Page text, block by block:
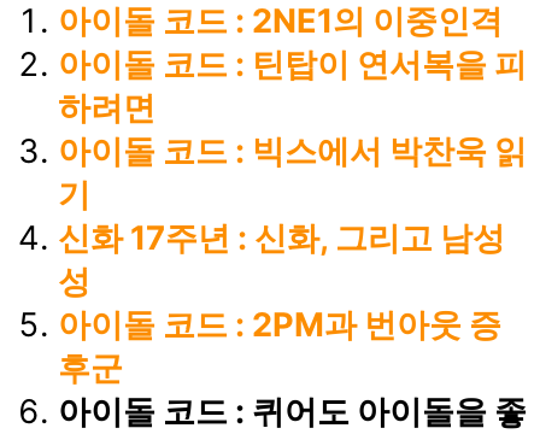
아이돌 코드 : 2NE1의 이중인격
아이돌 코드 : 틴탑이 연서복을 피
하려면
아이돌 코드 : 빅스에서 박찬욱 읽
기
신화 17주년 : 신화, 그리고 남성
성
아이돌 코드 : 2PM과 번아웃 증
후군
아이돌 코드 : 퀴어도 아이돌을 좋